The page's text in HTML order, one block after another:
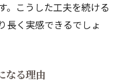
。こうした工夫を続ける
長く実感できるでしょ
なる理由